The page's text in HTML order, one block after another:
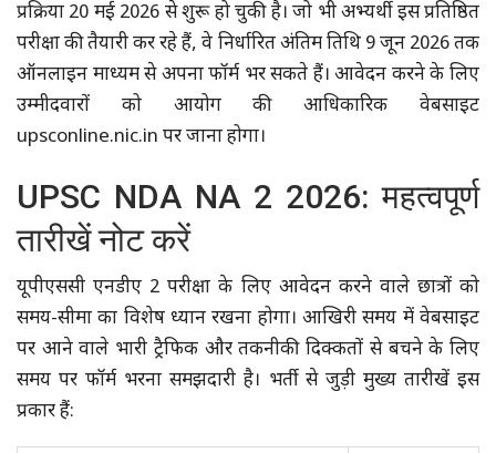
प्रक्रिया 20 मई 2026 से शुरू हो चुकी है। जो भी अभ्यर्थी इस प्रतिष्ठित
परीक्षा की तैयारी कर रहे हैं, वे निर्धारित अंतिम तिथि 9 जून 2026 तक
ऑनलाइन माध्यम से अपना फॉर्म भर सकते हैं। आवेदन करने के लिए
उम्मीदवारों को आयोग की आधिकारिक वेबसाइट
upsconline.nic.in पर जाना होगा।
UPSC NDA NA 2 2026: महत्वपूर्ण
तारीखें नोट करें
यूपीएससी एनडीए 2 परीक्षा के लिए आवेदन करने वाले छात्रों को
समय-सीमा का विशेष ध्यान रखना होगा। आखिरी समय में वेबसाइट
पर आने वाले भारी ट्रैफिक और तकनीकी दिक्कतों से बचने के लिए
समय पर फॉर्म भरना समझदारी है। भर्ती से जुड़ी मुख्य तारीखें इस
प्रकार हैं: